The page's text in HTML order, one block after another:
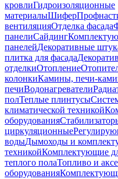
кровлиГидроизоляционные
материалыШифер
вентиляцияОтделка фасада
панелиСайдинг
панелейДекоративные
плитка для фасада
отделкиОтопление
колонкиКамины, печи-
печиВодонагреватели
полТеплые плинтусы
климатической техникой
оборудования
циркуляционные
водыДымоходы и
техникойКомплектующие
теплого полаТопливо и
оборудования